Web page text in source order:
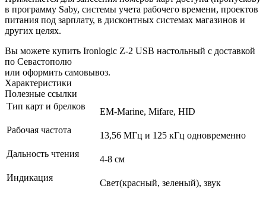
в программу Saby, системы учета рабочего времени, проектов
питания под зарплату, в дисконтных системах магазинов и
других целях.
Вы можете купить Ironlogic Z-2 USB настольный с доставкой
по Севастополю
или оформить самовывоз.
Характеристики
Полезные ссылки
Тип карт и брелков
EM-Marine, Mifare, HID
Рабочая частота
13,56 МГц и 125 кГц одновременно
Дальность чтения
4-8 см
Индикация
Свет(красный, зеленый), звук